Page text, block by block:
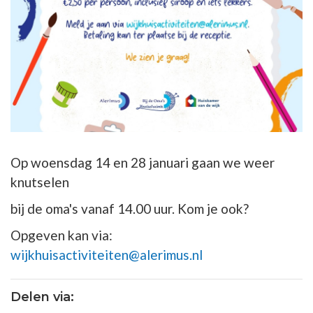
Op woensdag 14 en 28 januari gaan we weer
knutselen
bij de oma's vanaf 14.00 uur. Kom je ook?
Opgeven kan via:
wijkhuisactiviteiten@alerimus.nl
Delen via: